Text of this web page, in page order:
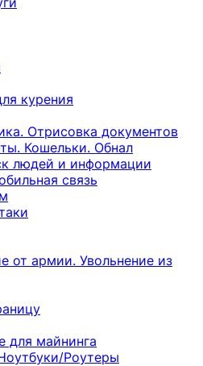
курения
Отрисовка документов
Кошельки. Обнал
людей и информации
связь
от армии. Увольнение из
для майнинга
Роутеры